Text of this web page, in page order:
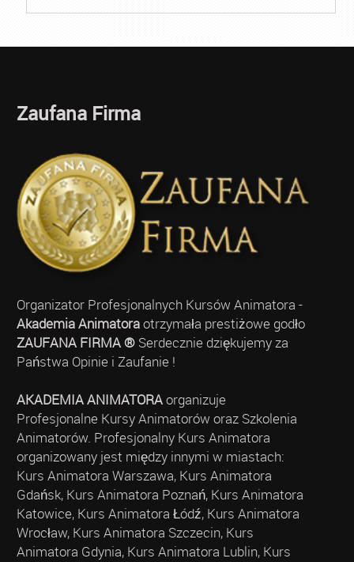
Zaufana Firma
Organizator Profesjonalnych Kursów Animatora -
Akademia Animatoraotrzymała prestiżowe godło
ZAUFANA FIRMA ®Serdecznie dziękujemy za
Państwa Opinie i Zaufanie !
AKADEMIA ANIMATORAorganizuje
Profesjonalne Kursy Animatorów oraz Szkolenia
Animatorów. Profesjonalny Kurs Animatora
organizowany jest między innymi w miastach:
Kurs Animatora Warszawa, Kurs Animatora
Gdańsk, Kurs Animatora Poznań, Kurs Animatora
Katowice, Kurs Animatora Łódź, Kurs Animatora
Wrocław, Kurs Animatora Szczecin, Kurs
Animatora Gdynia, Kurs Animatora Lublin, Kurs